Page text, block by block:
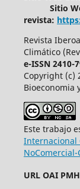
Sitio
revista:
Revista
Climático
e-ISSN 2410-
Copyright (c)
Bioeconomia
Este trabajo
Internacional
URL OAI PMH